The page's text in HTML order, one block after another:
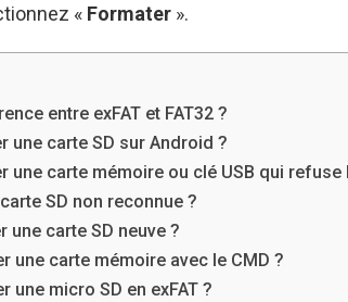
« Formater ».
entre exFAT et FAT32 ?
une carte SD sur Android ?
une carte mémoire ou clé USB qui
SD non reconnue ?
une carte SD neuve ?
une carte mémoire avec le CMD ?
une micro SD en exFAT ?